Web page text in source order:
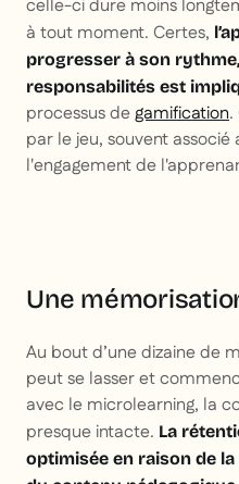
celle-ci dure moins
à tout moment. Certes,
progresser à son
responsabilités est
processus degamification.
par le jeu, souvent
l'engagement de
Une
Au bout d’une dizaine de
peut se lasser et
avec le microlearning, la
presque intacte. La
optimisée en raison de